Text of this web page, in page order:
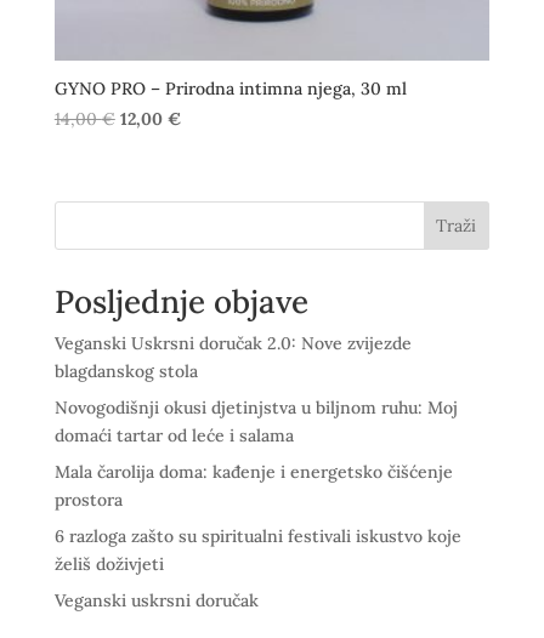
GYNO PRO – Prirodna intimna njega, 30 ml
14,00€ Izvorna
je:
12,00 €Trenutna
12,00 €.
Traži
Posljednje objave
Veganski Uskrsni doručak 2.0: Nove zvijezde
blagdanskog stola
Novogodišnji okusi djetinjstva u biljnom ruhu: Moj
domaći tartar od leće i salama
Mala čarolija doma: kađenje i energetsko čišćenje
prostora
6 razloga zašto su spiritualni festivali iskustvo koje
želiš doživjeti
Veganski uskrsni doručak